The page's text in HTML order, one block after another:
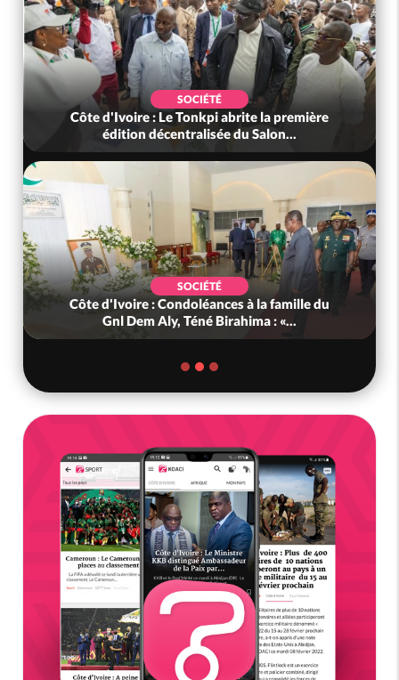
POLITIQUE
Togo : L'UFC clarifie sa vision dans le nouveau
contexte sociopolitique ave...
SOCIÉTÉ
Burkina Faso : hausse de 75 FCFA du prix du
litre du diesel à la pompe